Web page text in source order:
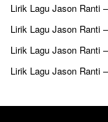
Lirik Lagu Jason Ranti
Lirik Lagu Jason Ranti
Lirik Lagu Jason Ranti
Lirik Lagu Jason Ranti